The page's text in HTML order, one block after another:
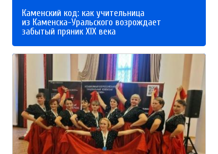
Каменский код: как учительница
из Каменска-Уральского возрождает
забытый пряник XIX века